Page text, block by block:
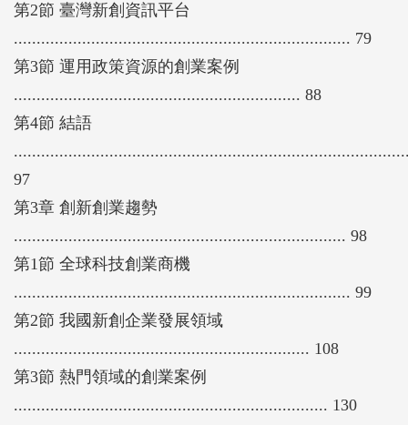
第2節 臺灣新創資訊平台
.......................................................................... 79
第3節 運用政策資源的創業案例
............................................................... 88
第4節 結語
97
第3章 創新創業趨勢
......................................................................... 98
第1節 全球科技創業商機
.......................................................................... 99
第2節 我國新創企業發展領域
................................................................. 108
第3節 熱門領域的創業案例
..................................................................... 130